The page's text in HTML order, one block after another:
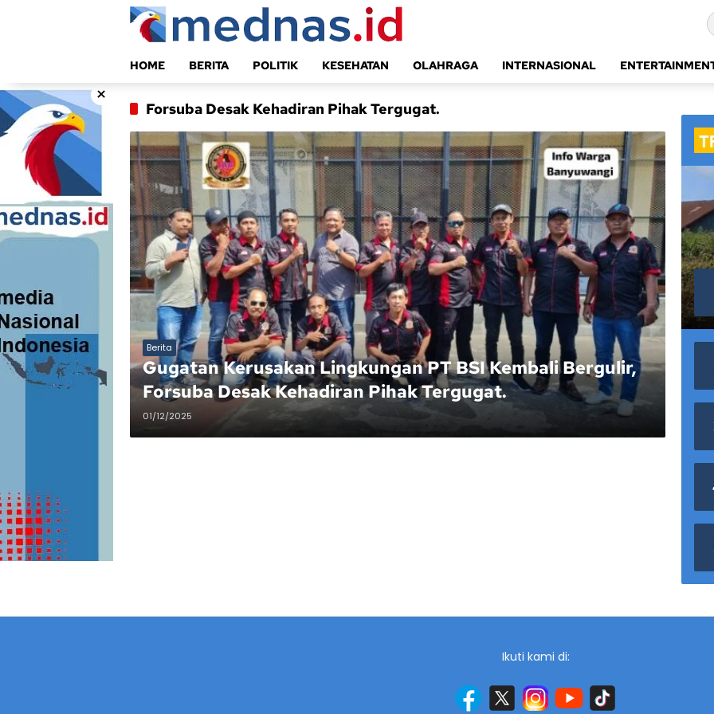
HOME BERITA POLITIK KESEHATAN OLAHRAGA INTERNASIONAL
×
Forsuba Desak Kehadiran Pihak Tergugat.
Berita
Gugatan Kerusakan Lingkungan PT BSI Kembali Bergulir,
Forsuba Desak Kehadiran Pihak Tergugat.
01/12/2025
Ikuti kami di: